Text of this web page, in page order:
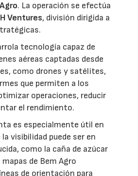
. La operación se efectúa
Ventures, división dirigida a
tecnología capaz de
aéreas captadas desde
como drones y satélites,
que permiten a los
operaciones, reducir
el rendimiento.
es especialmente útil en
visibilidad puede ser en
como la caña de azúcar
de Bem Agro
de orientación para